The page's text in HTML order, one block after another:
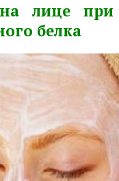
лице при
белка